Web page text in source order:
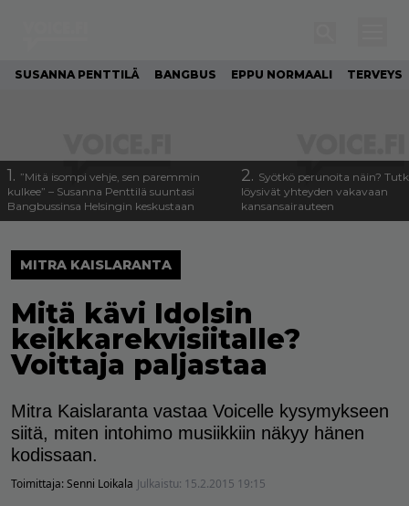
SUSANNA PENTTILÄ BANGBUS EPPU NORMAALI TERVEYS
1. ”Mitä isompi vehje, sen paremmin
kulkee” – Susanna Penttilä suuntasi
Bangbussinsa Helsingin keskustaan
2. Syötkö perunoita näin?
löysivät yhteyden vakavaan
kansansairauteen
MITRA KAISLARANTA
Mitä kävi Idolsin
keikkarekvisiitalle?
Voittaja paljastaa
Mitra Kaislaranta vastaa Voicelle kysymykseen
siitä, miten intohimo musiikkiin näkyy hänen
kodissaan.
Toimittaja:Senni Loikala Julkaistu: 15.2.2015 19:15